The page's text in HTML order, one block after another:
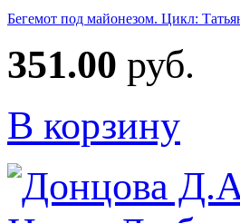
Бегемот под майонезом. Цикл:
351.00 руб.
В корзину